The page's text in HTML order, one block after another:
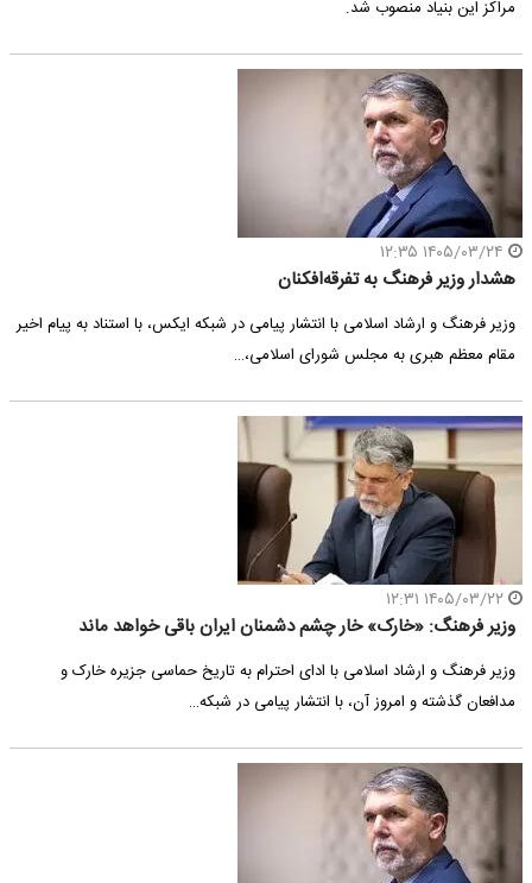
مراکز این بنیاد منصوب شد.
هشدار وزیر فرهنگ به تفرقه‌افکنان
وزیر فرهنگ و ارشاد اسلامی با انتشار پیامی در شبکه ایکس، با استناد به پیام اخیر
مقام معظم هبری به مجلس شورای اسلامی،…
وزیر فرهنگ: «خارک» خار چشم دشمنان ایران باقی خواهد ماند
وزیر فرهنگ و ارشاد اسلامی با ادای احترام به تاریخ حماسی جزیره خارک و
مدافعان گذشته و امروز آن، با انتشار پیامی در شبکه…